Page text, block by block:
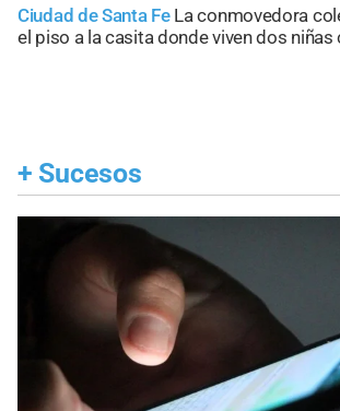
Ciudad de Santa Fe La conmovedora
el piso a la casita donde viven dos
+ Sucesos